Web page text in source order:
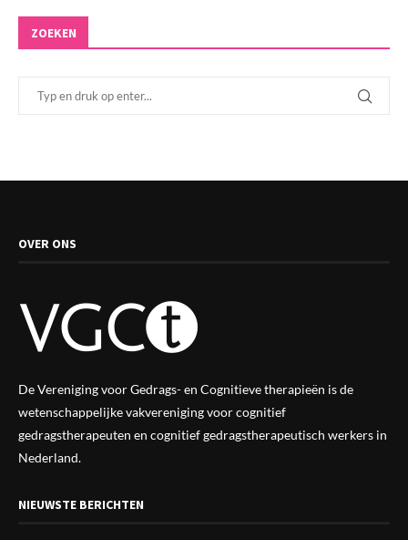
ZOEKEN
OVER ONS
De Vereniging voor Gedrags- en Cognitieve therapieën is de
wetenschappelijke vakverenigingvoor cognitief
gedragstherapeuten en cognitief gedragstherapeutisch werkers in
Nederland.
NIEUWSTE BERICHTEN